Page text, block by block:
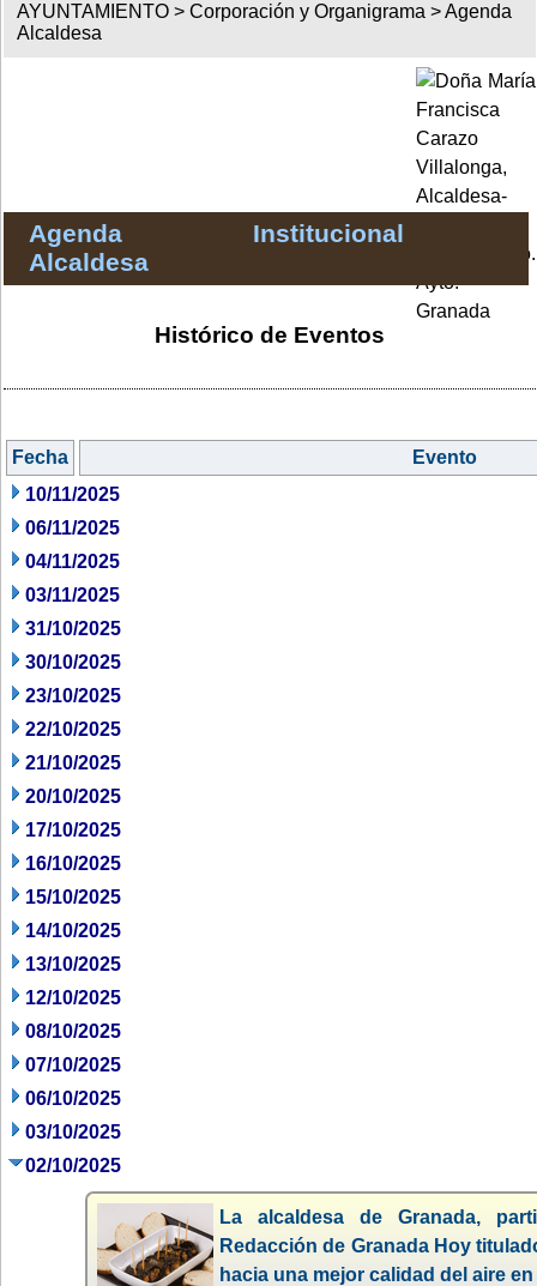
AYUNTAMIENTO >Corporación y Organigrama >Agenda
Alcaldesa
Agenda Institucional
Alcaldesa
Histórico de Eventos
Fecha
Evento
10/11/2025
06/11/2025
04/11/2025
03/11/2025
31/10/2025
30/10/2025
23/10/2025
22/10/2025
21/10/2025
20/10/2025
17/10/2025
16/10/2025
15/10/2025
14/10/2025
13/10/2025
12/10/2025
08/10/2025
07/10/2025
06/10/2025
03/10/2025
02/10/2025
La alcaldesa de Granada,
Redacción de Granada Hoy
hacia una mejor calidad del aire